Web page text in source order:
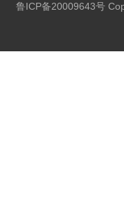
鲁ICP备20009643号